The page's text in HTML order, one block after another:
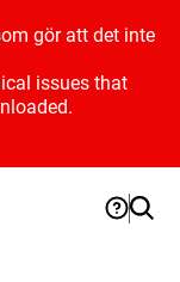
gör att det inte
issues that